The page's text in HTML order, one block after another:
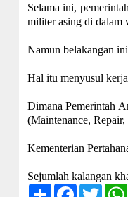
Selama ini,
militer asing di dalam
Namun belakangan
Hal itu menyusul
Dimana Pemerintah
(Maintenance,
Kementerian
Sejumlah kalangan
ShareFacebook